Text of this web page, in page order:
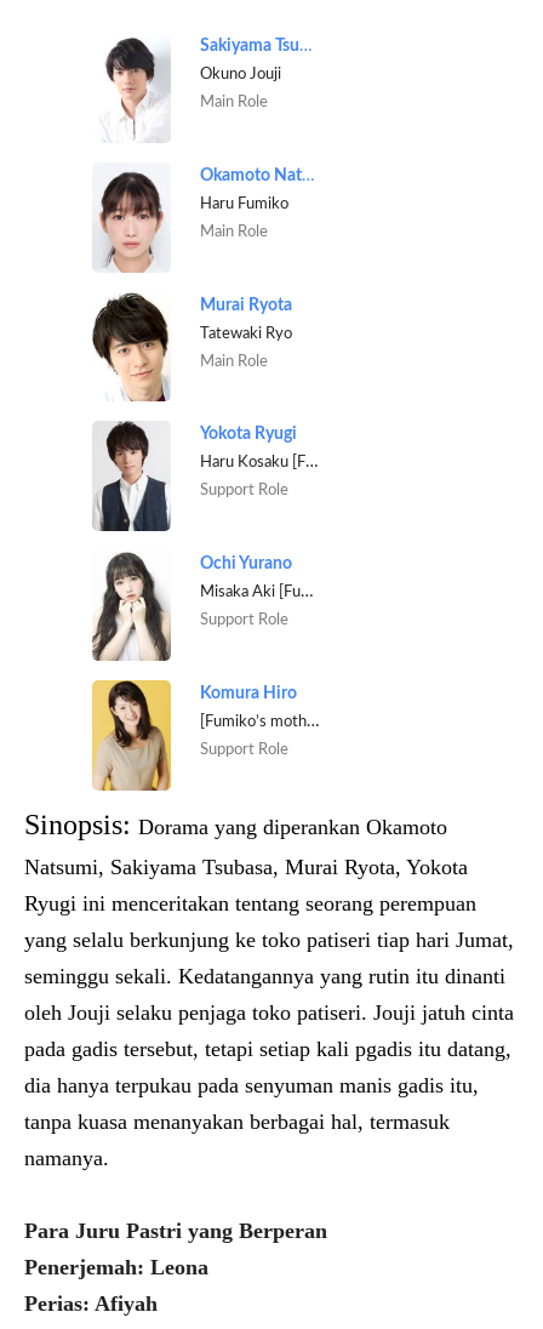
Sakiyama Tsubasa
Okuno Jouji
Main Role
Okamoto Natsumi
Haru Fumiko
Main Role
Murai Ryota
Tatewaki Ryo
Main Role
Yokota Ryugi
Haru Kosaku [Fumiko’s brother]
Support Role
Ochi Yurano
Misaka Aki [Fumiko’s co-worker]
Support Role
Komura Hiro
[Fumiko’s mother]
Support Role
Sinopsis: Dorama yang diperankan Okamoto
Natsumi, Sakiyama Tsubasa, Murai Ryota, Yokota
Ryugi ini menceritakan tentang seorang perempuan
yang selalu berkunjung ke toko patiseri tiap hari Jumat,
seminggu sekali. Kedatangannya yang rutin itu dinanti
oleh Jouji selaku penjaga toko patiseri. Jouji jatuh cinta
pada gadis tersebut, tetapi setiap kali pgadis itu datang,
dia hanya terpukau pada senyuman manis gadis itu,
tanpa kuasa menanyakan berbagai hal, termasuk
namanya.
Para Juru Pastri yang Berperan
Penerjemah: Leona
Perias: Afiyah